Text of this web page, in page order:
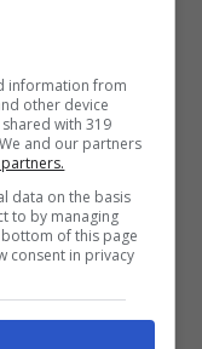
information from
other device
with 319
and our partners
data on the basis
to by managing
of this page
consent in privacy